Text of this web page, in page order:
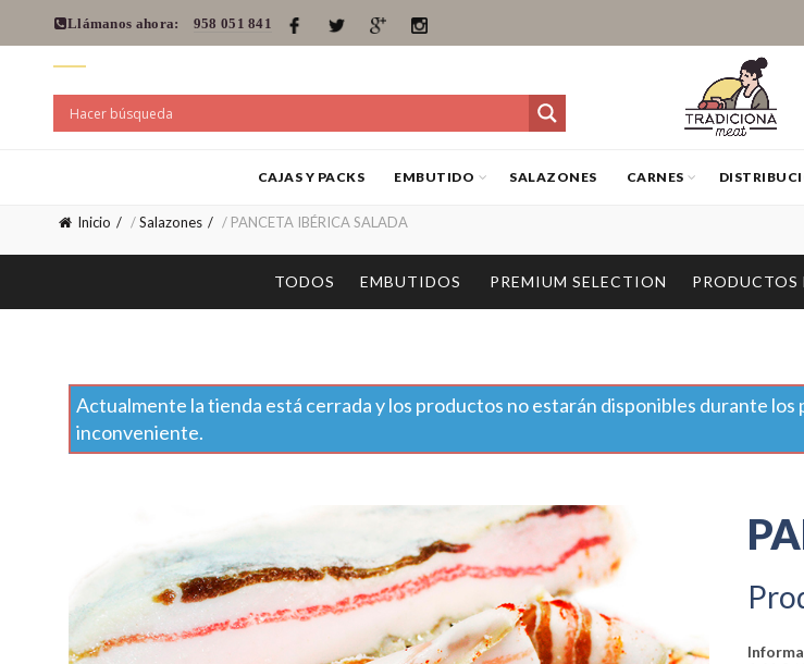
Llámanos ahora: 958 051 841
CAJAS Y PACKS EMBUTIDO SALAZONES CARNES
Inicio /Salazones / PANCETA IBÉRICA SALADA
TODOS EMBUTIDOS PREMIUM SELECTION PRODUCTOS
Actualmente la tienda está cerrada y los productos no estarán disponibles durante
inconveniente.